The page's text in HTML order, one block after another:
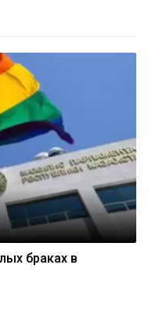
браках в